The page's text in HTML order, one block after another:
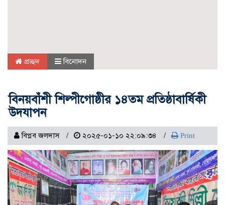
প্রচ্ছদ বিনোদন
বিনয়বাঁশী শিল্পীগোষ্ঠীর ১৪তম প্রতিষ্ঠাবার্ষিকী
উদযাপন
বিপ্লব জলদাস ২০২৫-০১-১০ ২২:০৯:৩৪ Print